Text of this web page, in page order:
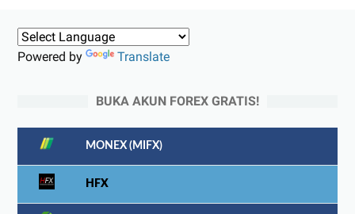
Powered by Translate
BUKA AKUN FOREX GRATIS!
MONEX (MIFX)
HFX